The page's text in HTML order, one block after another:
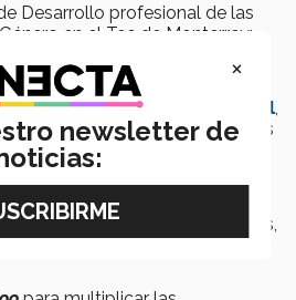
Desarrollo profesional de las
en el Tec de Monterrey;
de la empresa.
social y liderazgo
en EGADE Business School
liderazgo, habilidades
y valores éticos.
talleres, programas y
desarrollo personal y profesional
empresas, instituciones,
en contextos nacionales e
×
newsletter de